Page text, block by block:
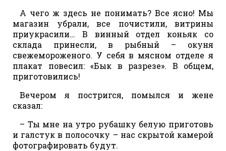
А чего ж здесь не понимать? Все ясно! Мы
магазин убрали, все почистили, витрины
приукрасили… В винный отдел коньяк со
склада принесли, в рыбный – окуня
свежемороженого. У себя в мясном отделе я
плакат повесил: «Бык в разрезе». В общем,
приготовились!
Вечером я постригся, помылся и жене
сказал:
– Ты мне на утро рубашку белую приготовь
и галстук в полосочку – нас скрытой камерой
фотографировать будут.